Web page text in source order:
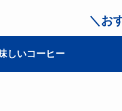
＼お
しいコーヒー